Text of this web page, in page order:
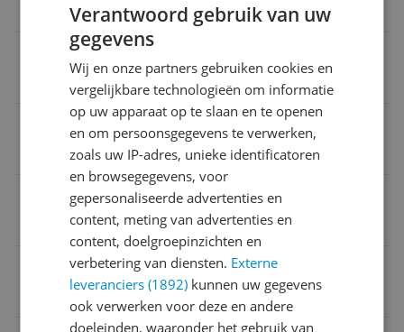
Materiaal zool
Kunststof
Doelgroep
Volwassenen
Verpakking breedte
21,2 cm
Verpakking hoogte
Verantwoord gebruik van uw
gegevens
Wij en onze partners gebruiken cookies en
vergelijkbare technologieën om informatie
op uw apparaat op te slaan en te openen
en om persoonsgegevens te verwerken,
zoals uw IP-adres, unieke identificatoren
en browsegegevens, voor
gepersonaliseerde advertenties en
content, meting van advertenties en
content, doelgroepinzichten en
verbetering van diensten. Externe
leveranciers (1892) kunnen uw gegevens
ook verwerken voor deze en andere
doeleinden, waaronder het gebruik van